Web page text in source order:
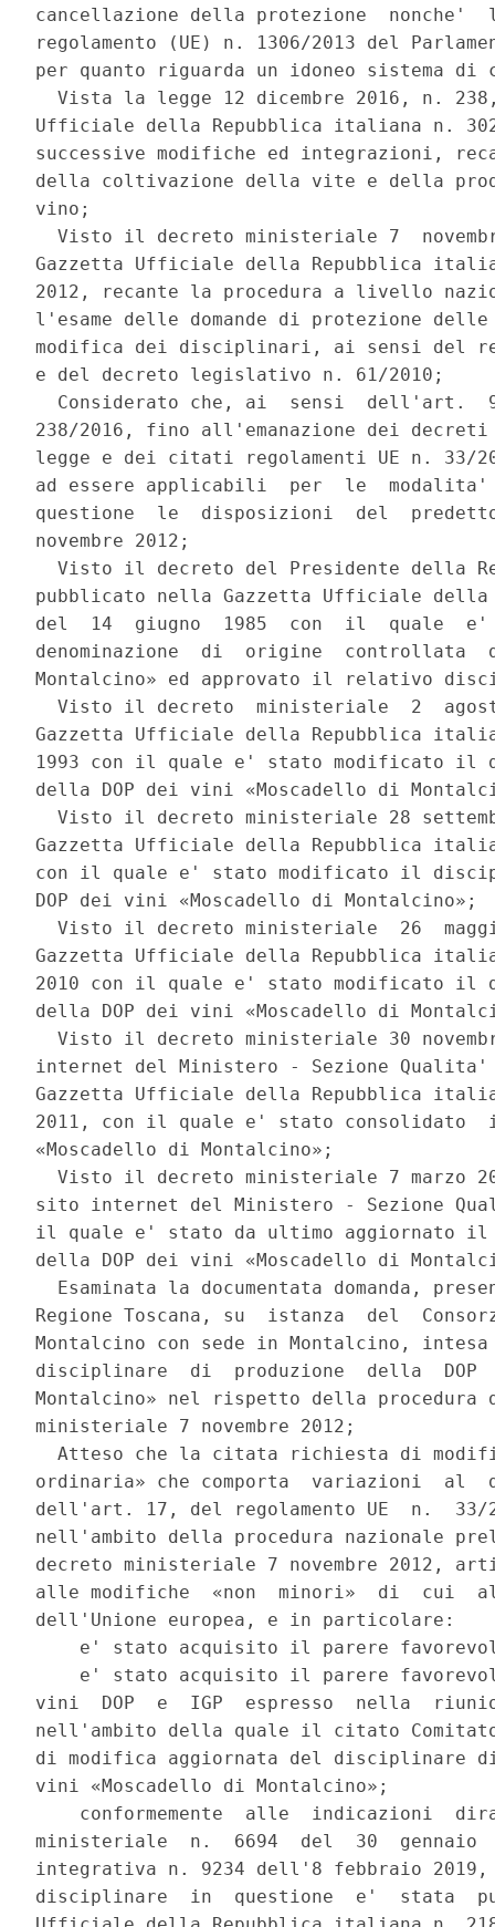
cancellazione della protezione
regolamento (UE) n. 1306/2013 del
per quanto riguarda un idoneo sistema
Vista la legge 12 dicembre 2016, n.
Ufficiale della Repubblica italiana n.
successive modifiche ed integrazioni,
della coltivazione della vite e della
vino;
Visto il decreto ministeriale 7
Gazzetta Ufficiale della Repubblica
2012, recante la procedura a livello
l'esame delle domande di protezione
modifica dei disciplinari, ai sensi del
e del decreto legislativo n. 61/2010;
Considerato che, ai  sensi  dell'art.
238/2016, fino all'emanazione dei
legge e dei citati regolamenti UE n. 33/
ad essere applicabili  per  le
questione  le  disposizioni  del
novembre 2012;
Visto il decreto del Presidente della
pubblicato nella Gazzetta Ufficiale
del  14  giugno  1985  con  il  quale
denominazione  di  origine  controllata
Montalcino» ed approvato il relativo
Visto il decreto  ministeriale  2
Gazzetta Ufficiale della Repubblica
1993 con il quale e' stato modificato il
della DOP dei vini «Moscadello di
Visto il decreto ministeriale 28
Gazzetta Ufficiale della Repubblica
con il quale e' stato modificato il
DOP dei vini «Moscadello di Montalcino»;
Visto il decreto ministeriale  26
Gazzetta Ufficiale della Repubblica
2010 con il quale e' stato modificato il
della DOP dei vini «Moscadello di
Visto il decreto ministeriale 30
internet del Ministero - Sezione
Gazzetta Ufficiale della Repubblica
2011, con il quale e' stato consolidato
«Moscadello di Montalcino»;
Visto il decreto ministeriale 7 marzo
sito internet del Ministero - Sezione
il quale e' stato da ultimo aggiornato il
della DOP dei vini «Moscadello di
Esaminata la documentata domanda,
Regione Toscana, su  istanza  del
Montalcino con sede in Montalcino,
disciplinare  di  produzione  della
Montalcino» nel rispetto della
ministeriale 7 novembre 2012;
Atteso che la citata richiesta di
ordinaria» che comporta  variazioni  al
dell'art. 17, del regolamento UE  n.
nell'ambito della procedura nazionale
decreto ministeriale 7 novembre 2012,
alle modifiche  «non  minori»  di  cui
dell'Unione europea, e in particolare:
e' stato acquisito il parere
e' stato acquisito il parere
vini  DOP  e  IGP  espresso  nella
nell'ambito della quale il citato
di modifica aggiornata del disciplinare
vini «Moscadello di Montalcino»;
conformemente  alle  indicazioni
ministeriale  n.  6694  del  30  gennaio
integrativa n. 9234 dell'8 febbraio
disciplinare  in  questione  e'  stata